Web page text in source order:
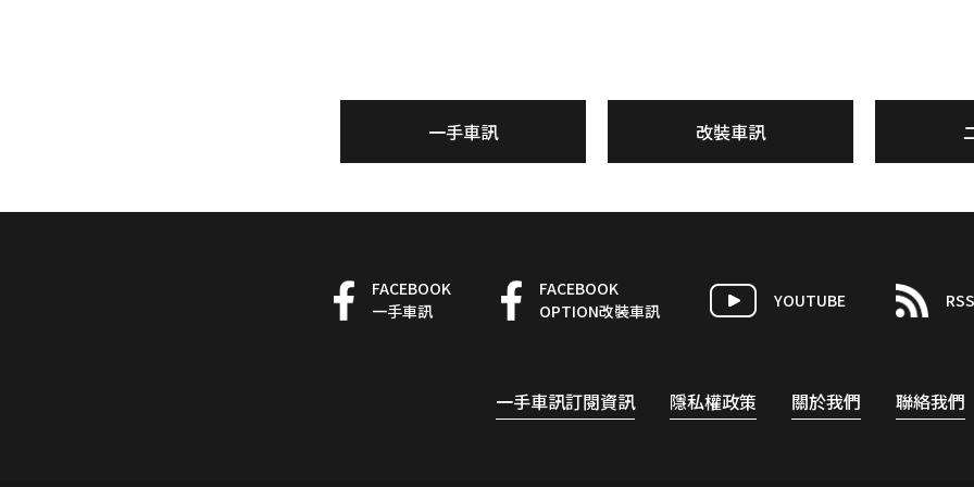
一手車訊 改裝車訊
FACEBOOK
一手車訊
FACEBOOK
OPTION改裝車訊
YOUTUBE RSS
一手車訊訂閱資訊 隱私權政策 關於我們 聯絡我們